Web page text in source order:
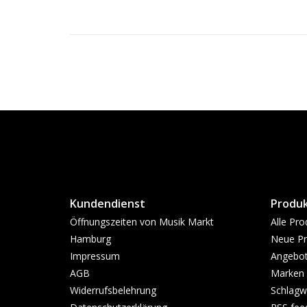
Kundendienst
Öffnungszeiten von Musik Markt
Hamburg
Impressum
AGB
Widerrufsbelehrung
Alle
Neue
Marken